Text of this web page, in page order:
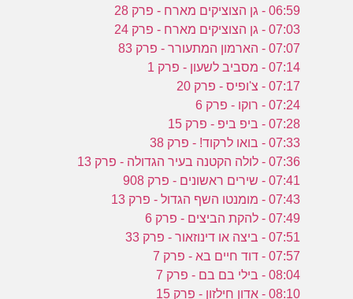
06:59 - גן הצוציקים מארח - פרק 28
07:03 - גן הצוציקים מארח - פרק 24
07:07 - הארמון המתעורר - פרק 83
07:14 - מסביב לשעון - פרק 1
07:17 - צ'ופיס - פרק 20
07:24 - רוקו - פרק 6
07:28 - ביפ ביפ - פרק 15
07:33 - בואו לרקוד! - פרק 38
07:36 - לולה הקטנה בעיר הגדולה - פרק 13
07:41 - שירים ראשונים - פרק 908
07:43 - מומנטו השף הגדול - פרק 13
07:49 - להקת הביצים - פרק 6
07:51 - ביצה או דינוזאור - פרק 33
07:57 - דוד חיים בא - פרק 7
08:04 - בילי בם בם - פרק 7
08:10 - אדון חילזון - פרק 15